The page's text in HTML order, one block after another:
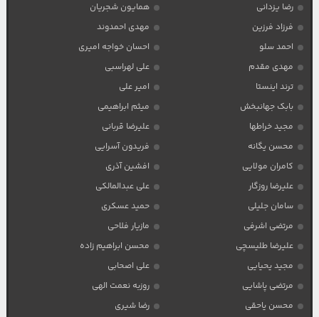
رضا یزدانی
همایون شجریان
فرزاد فرزین
مهدی احمدوند
احمد سلو
احسان خواجه امیری
مهدی مقدم
علی لهراسبی
ترند اینستا
امیر علی
بابک جهانبخش
میثم ابراهیمی
مجید خراطها
علیرضا قربانی
محسن یگانه
فریدون آسرایی
کامران مولایی
افشین آذری
علیرضا روزگار
علی عبدالمالکی
سامان جلیلی
حمید عسکری
مرتضی اشرفی
مازیار فلاحی
علیرضا طلیسچی
محسن ابراهیم زاده
مجید یحیایی
علی اصحابی
مرتضی پاشایی
روزبه نعمت الهی
محسن یاحقی
رضا شیری